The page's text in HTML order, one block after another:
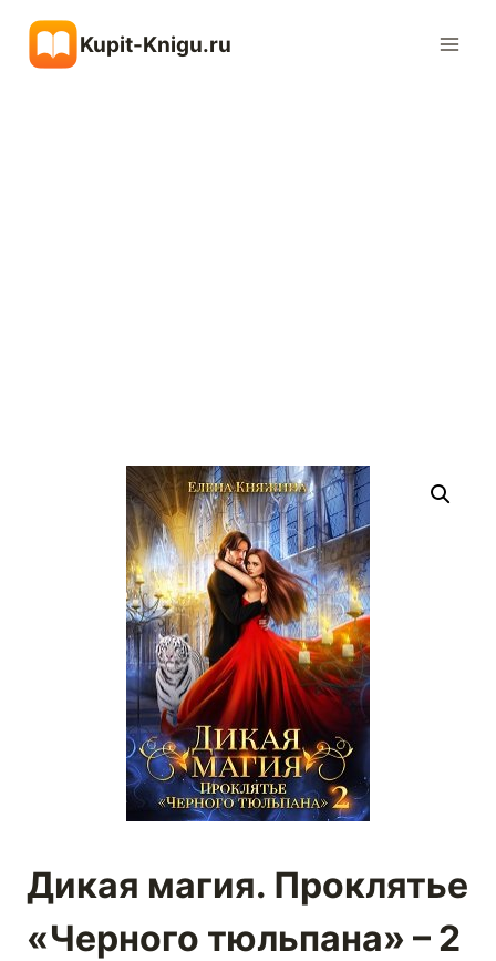
содержимому
Kupit-Knigu.ru
Дикая магия. Проклятье
«Черного тюльпана» – 2